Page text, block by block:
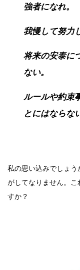
強者になれ。
我慢して努力
将来の安泰に
ない。
ルールや約束
とにはならな
私の思い込みでしょ
がしてなりません。
すか？